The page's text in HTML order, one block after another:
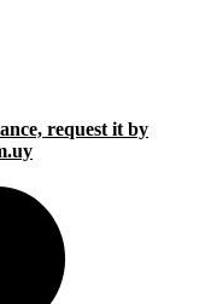
request it by